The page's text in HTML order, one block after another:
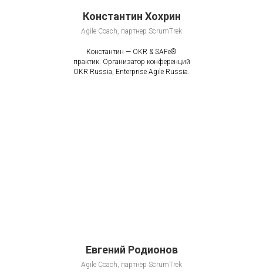
Константин Хохрин
Agile Coach, партнер ScrumTrek
Константин — OKR & SAFe®
практик. Организатор конференций
OKR Russia, Enterprise Agile Russia.
Евгений Родионов
Agile Coach, партнер ScrumTrek